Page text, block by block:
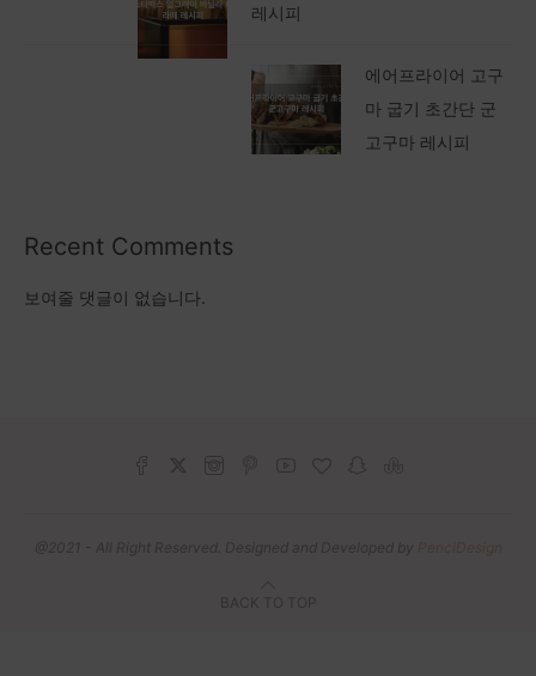
레시피
에어프라이어 고구
마 굽기 초간단 군
고구마 레시피
Recent Comments
보여줄 댓글이 없습니다.
@2021 - All Right Reserved. Designed and Developed by
BACK TO TOP